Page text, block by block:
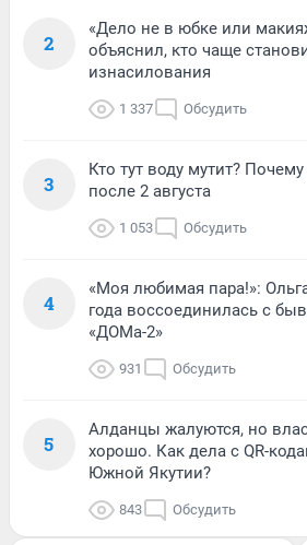
2
«Дело не в юбке или
объяснил, кто чаще
изнасилования
1 337 Обсудить
3
Кто тут воду мутит?
после 2 августа
1 053 Обсудить
4
«Моя любимая пара!»:
года воссоединилась с
«ДОМа-2»
931 Обсудить
5
Алданцы жалуются, но
хорошо. Как дела с QR-
Южной Якутии?
843 Обсудить